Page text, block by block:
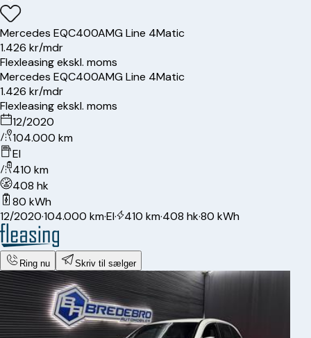
Mercedes EQC400AMG Line 4Matic
1.426 kr/mdr
Flexleasing ekskl. moms
Mercedes EQC400AMG Line 4Matic
1.426 kr/mdr
Flexleasing ekskl. moms
12/2020
104.000 km
El
410 km
408 hk
80 kWh
12/2020·104.000 km·El· 410 km·408 hk·80 kWh
Ring nu Skriv til sælger